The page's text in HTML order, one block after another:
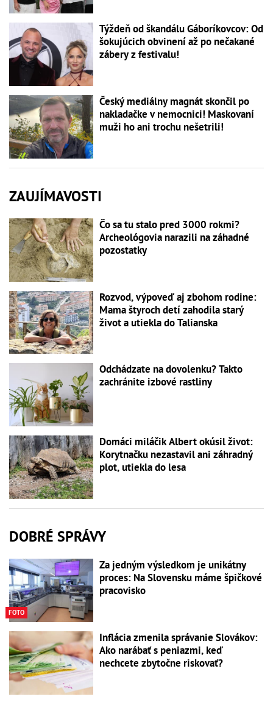
Týždeň od škandálu Gáboríkovcov: Od
šokujúcich obvinení až po nečakané
zábery z festivalu!
Český mediálny magnát skončil po
nakladačke v nemocnici! Maskovaní
muži ho ani trochu nešetrili!
ZAUJÍMAVOSTI
Čo sa tu stalo pred 3000 rokmi?
Archeológovia narazili na záhadné
pozostatky
Rozvod, výpoveď aj zbohom rodine:
Mama štyroch detí zahodila starý
život a utiekla do Talianska
Odchádzate na dovolenku? Takto
zachránite izbové rastliny
Domáci miláčik Albert okúsil život:
Korytnačku nezastavil ani záhradný
plot, utiekla do lesa
DOBRÉ SPRÁVY
FOTO
Za jedným výsledkom je unikátny
proces: Na Slovensku máme špičkové
pracovisko
Inflácia zmenila správanie Slovákov:
Ako narábať s peniazmi, keď
nechcete zbytočne riskovať?